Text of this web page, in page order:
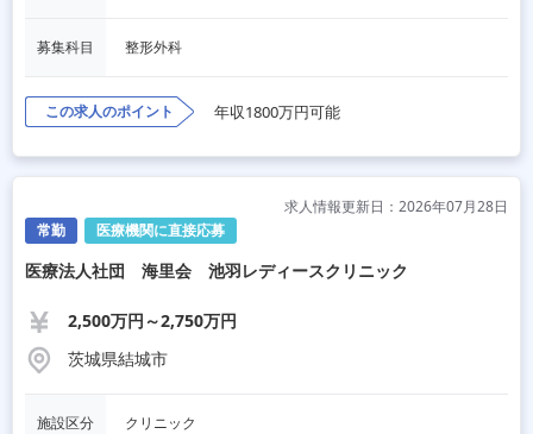
募集科目 整形外科
この求人のポイント 年収1800万円可能
常勤 医療機関に直接応募
求人情報更新日：2026年07月28日
医療法人社団 海里会 池羽レディースクリニック
2,500万円～2,750万円
茨城県結城市
施設区分 クリニック